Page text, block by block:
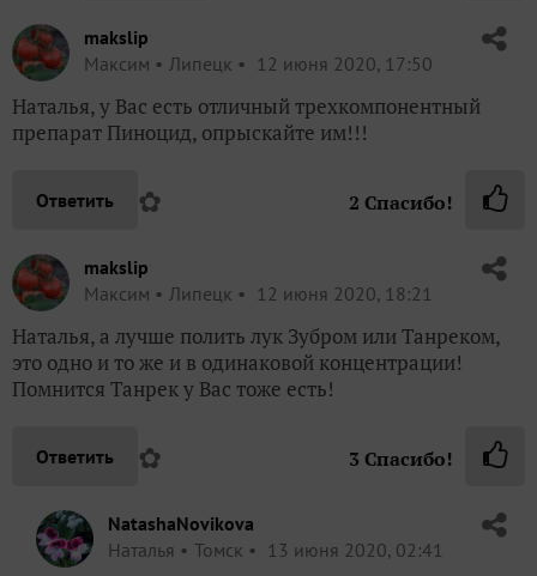
makslip
Максим
Липецк 12 июня 2020, 17:50
Наталья, у Вас есть отличный трехкомпонентный
препарат Пиноцид, опрыскайте им!!!
Ответить ✿ 2 Спасибо!
makslip
Максим
Липецк 12 июня 2020, 18:21
Наталья, а лучше полить лук Зубром или Танреком,
это одно и то же и в одинаковой концентрации!
Помнится Танрек у Вас тоже есть!
Ответить ✿ 3 Спасибо!
NatashaNovikova
Наталья
Томск 13 июня 2020, 02:41